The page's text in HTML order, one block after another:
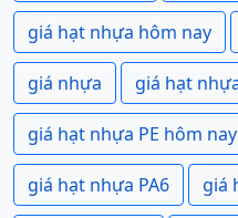
giá hạt nhựa hôm nay
giá nhựa giá hạt
giá hạt nhựa PE hôm nay
giá hạt nhựa PA6 giá